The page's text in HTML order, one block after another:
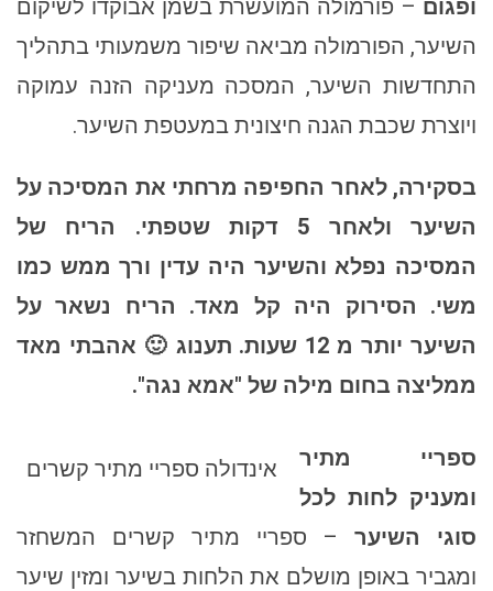
ופגום– פורמולה המועשרת בשמן אבוקדו לשיקום
השיער, הפורמולה מביאה שיפור משמעותי בתהליך
התחדשות השיער, המסכה מעניקה הזנה עמוקה
ויוצרת שכבת הגנה חיצונית במעטפת השיער.
בסקירה, לאחר החפיפה מרחתי את המסיכה על
השיער ולאחר 5 דקות שטפתי. הריח של
המסיכה נפלא והשיער היה עדין ורך ממש כמו
משי. הסירוק היה קל מאד. הריח נשאר על
השיער יותר מ 12 שעות. תענוג 🙂 אהבתי מאד
ממליצה בחוםמילה של "אמא נגה".
אינדולה ספריי מתיר קשרים
ספריי מתיר
ומעניק לחות לכל
סוגי השיער
– ספריי מתיר קשרים המשחזר
ומגביר באופן מושלם את הלחות בשיער ומזין שיער